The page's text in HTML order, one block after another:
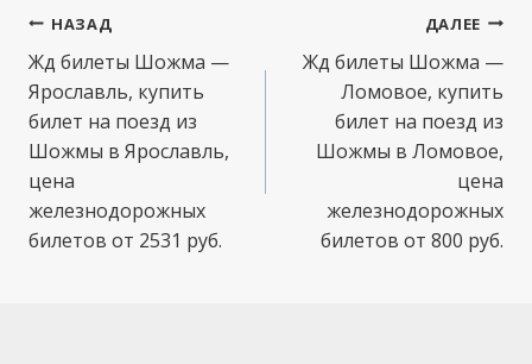
Навигация
по
записям
НАЗАД
Жд билеты Шожма —
Ярославль, купить
билет на поезд из
Шожмы в Ярославль,
цена
железнодорожных
билетов от 2531 руб.
ДАЛЕЕ
Жд билеты Шожма —
Ломовое, купить
билет на поезд из
Шожмы в Ломовое,
цена
железнодорожных
билетов от 800 руб.